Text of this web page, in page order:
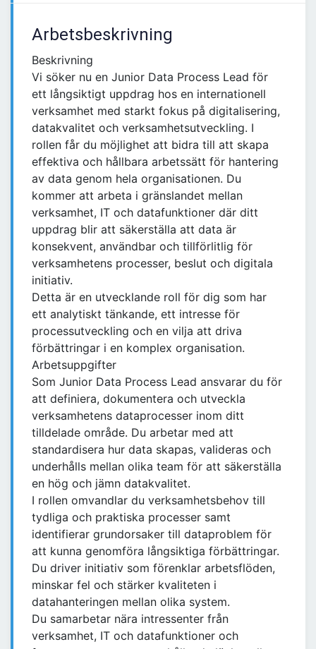
Arbetsbeskrivning
Beskrivning
Vi söker nu en Junior Data Process Lead för
ett långsiktigt uppdrag hos en internationell
verksamhet med starkt fokus på digitalisering,
datakvalitet och verksamhetsutveckling. I
rollen får du möjlighet att bidra till att skapa
effektiva och hållbara arbetssätt för hantering
av data genom hela organisationen. Du
kommer att arbeta i gränslandet mellan
verksamhet, IT och datafunktioner där ditt
uppdrag blir att säkerställa att data är
konsekvent, användbar och tillförlitlig för
verksamhetens processer, beslut och digitala
initiativ.
Detta är en utvecklande roll för dig som har
ett analytiskt tänkande, ett intresse för
processutveckling och en vilja att driva
förbättringar i en komplex organisation.
Arbetsuppgifter
Som Junior Data Process Lead ansvarar du för
att definiera, dokumentera och utveckla
verksamhetens dataprocesser inom ditt
tilldelade område. Du arbetar med att
standardisera hur data skapas, valideras och
underhålls mellan olika team för att säkerställa
en hög och jämn datakvalitet.
I rollen omvandlar du verksamhetsbehov till
tydliga och praktiska processer samt
identifierar grundorsaker till dataproblem för
att kunna genomföra långsiktiga förbättringar.
Du driver initiativ som förenklar arbetsflöden,
minskar fel och stärker kvaliteten i
datahanteringen mellan olika system.
Du samarbetar nära intressenter från
verksamhet, IT och datafunktioner och